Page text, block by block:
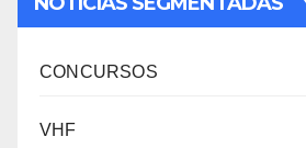
CONCURSOS
VHF